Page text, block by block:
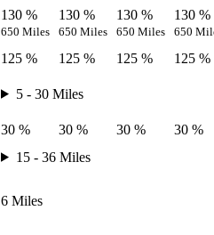
130 %
650 Miles
130 %
650 Miles
130 %
650 Miles
130 %
650
125 % 125 % 125 %
125 %
5 - 30 Miles
30 % 30 % 30 %
30 %
15 - 36 Miles
6 Miles